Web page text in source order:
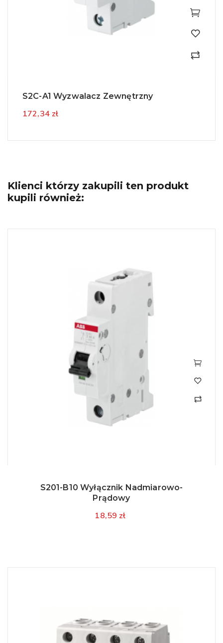
S2C-A1 Wyzwalacz Zewnętrzny
172,34 zł
Klienci którzy zakupili ten produkt
kupili również:
S201-B10 Wyłącznik Nadmiarowo-
Prądowy
18,59 zł